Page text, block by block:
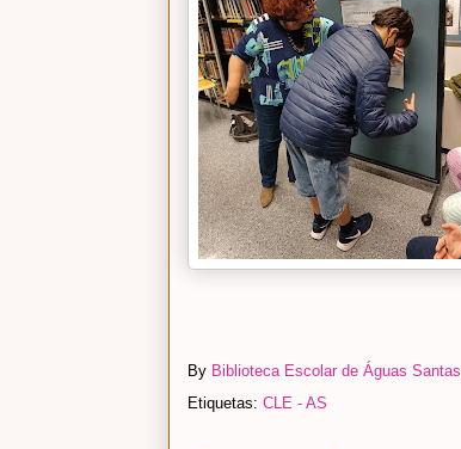
By Biblioteca Escolar de Águas Santas
Etiquetas: CLE - AS